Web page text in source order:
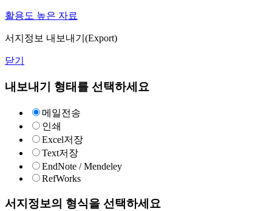
활용도 높은 자료
서지정보 내보내기(Export)
닫기
내보내기 형태를 선택하세요
메일전송
인쇄
Excel저장
Text저장
EndNote / Mendeley
RefWorks
서지정보의 형식을 선택하세요